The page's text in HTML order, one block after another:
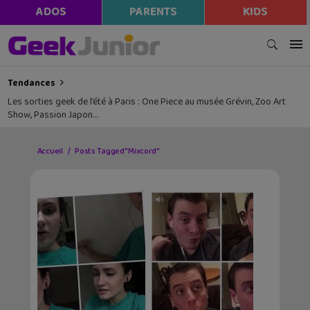
ADOS PARENTS KIDS
Tendances
Les sorties geek de l’été à Paris : One Piece au musée Grévin, Zoo Art
Show, Passion Japon…
Accueil Posts Tagged "Mixcord"